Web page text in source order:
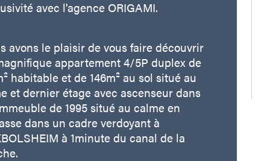
de niveaux
avec l'agence ORIGAMI.
avons le plaisir de vous faire découvrir
appartement 4/5P duplex de
habitable et de 146m² au sol situé au
et dernier étage avec ascenseur dans
de 1995 situé au calme en
dans un cadre verdoyant à
à 1minute du canal de la